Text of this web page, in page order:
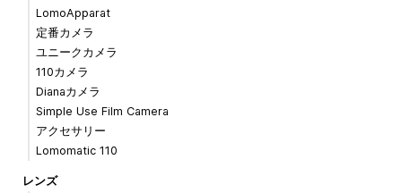
LomoApparat
定番カメラ
ユニークカメラ
110カメラ
Dianaカメラ
Simple Use Film Camera
アクセサリー
Lomomatic 110
レンズ